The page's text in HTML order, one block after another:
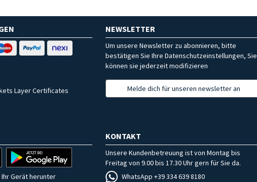
Layer Certificates
NEWSLETTER
Um unsere Newsletter zu abonnieren, bitte
bestätigen Sie Ihre Datenschutzeinstellungen, Sie
können sie jederzeit modifizieren
Melde dich für unseren newsletter an
Gerät herunter
KONTAKT
Unsere Kundenbetreuung ist von Montag bis
Freitag von 9.00 bis 17.30 Uhr gern für Sie da.
WhatsApp +39 334 639 8180